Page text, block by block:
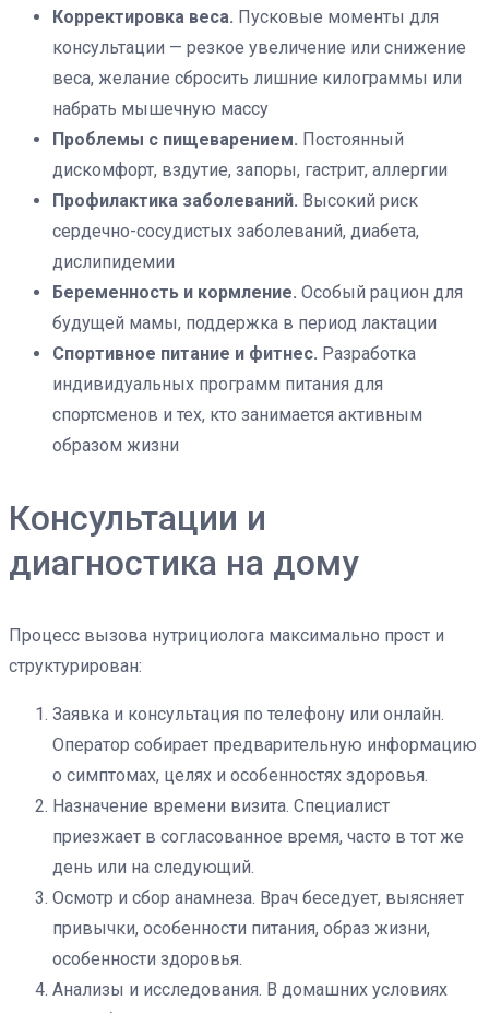
Корректировка веса. Пусковые моменты для
консультации — резкое увеличение или снижение
веса, желание сбросить лишние килограммы или
набрать мышечную массу
Проблемы с пищеварением. Постоянный
дискомфорт, вздутие, запоры, гастрит, аллергии
Профилактика заболеваний. Высокий риск
сердечно-сосудистых заболеваний, диабета,
дислипидемии
Беременность и кормление. Особый рацион для
будущей мамы, поддержка в период лактации
Спортивное питание и фитнес. Разработка
индивидуальных программ питания для
спортсменов и тех, кто занимается активным
образом жизни
Консультации и
диагностика на дому
Процесс вызова нутрициолога максимально прост и
структурирован:
Заявка и консультация по телефону или онлайн.
Оператор собирает предварительную информацию
о симптомах, целях и особенностях здоровья.
Назначение времени визита. Специалист
приезжает в согласованное время, часто в тот же
день или на следующий.
Осмотр и сбор анамнеза. Врач беседует, выясняет
привычки, особенности питания, образ жизни,
особенности здоровья.
Анализы и исследования. В домашних условиях